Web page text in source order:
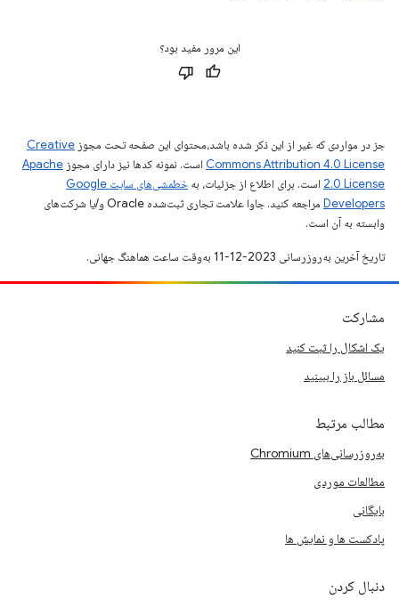
این مرور مفید بود؟
جز در مواردی که غیر از این ذکر شده باشد،‌محتوای این صفحه تحت مجوز Creative
Commons Attribution 4.0 License است. نمونه کدها نیز دارای مجوز Apache
2.0 License است. برای اطلاع از جزئیات، به
خطمشی‌های سایت Google
Developers‏
مراجعه کنید. جاوا علامت تجاری ثبت‌شده Oracle و/یا شرکت‌های
وابسته به آن است.
تاریخ آخرین به‌روزرسانی 2023-12-11 به‌وقت ساعت هماهنگ جهانی.
مشارکت
یک اشکال را ثبت کنید
مسائل باز را ببینید
مطالب مرتبط
به‌روزرسانی‌های Chromium
مطالعات موردی
بایگانی
پادکست ها و نمایش ها
دنبال کردن